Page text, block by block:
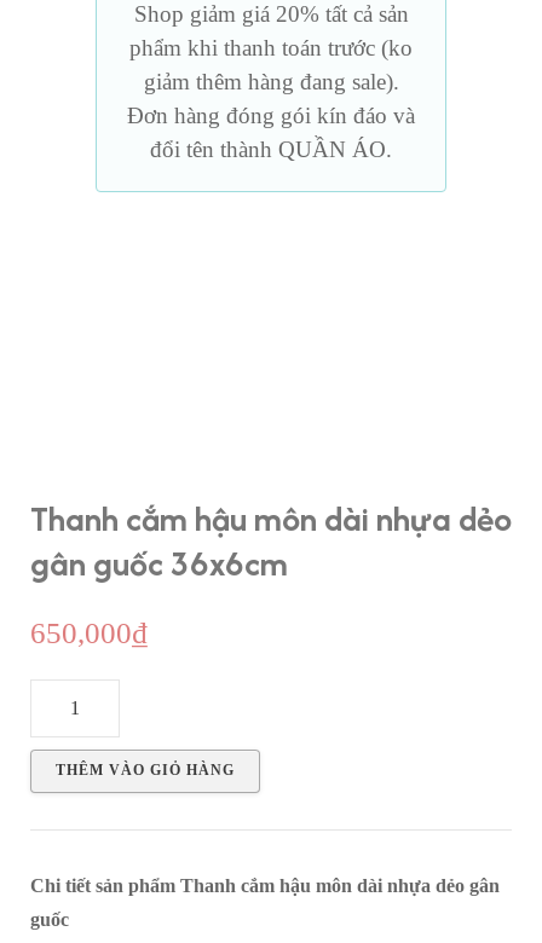
Shop giảm giá 20% tất cả sản
phẩm khi thanh toán trước (ko
giảm thêm hàng đang sale).
Đơn hàng đóng gói kín đáo và
đổi tên thành QUẦN ÁO.
Thanh cắm hậu môn dài nhựa dẻo
gân guốc 36x6cm
650,000₫
hậu
môn
dài
dẻo
gân
THÊM VÀO GIỎ HÀNG
Chi tiết sản phẩm Thanh cắm hậu môn dài nhựa dẻo gân
guốc